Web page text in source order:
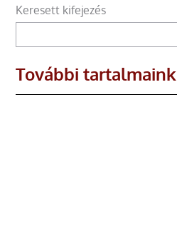
Keresett kifejezés
További tartalmaink